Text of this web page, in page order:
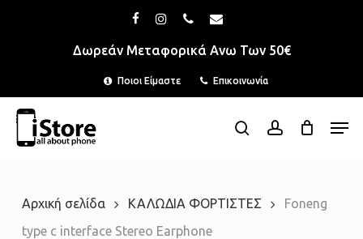
facebookinstagramphoneemail
Δωρεάν Μεταφορικά Ανω Των 50€
Ποιοι Είμαστε Επικοινωνία
searchaccount
Αρχική σελίδα ΚΑΛΩΔΙΑ ΦΟΡΤΙΣΤΕΣ
Foneng
type c interface Stereo Earphone